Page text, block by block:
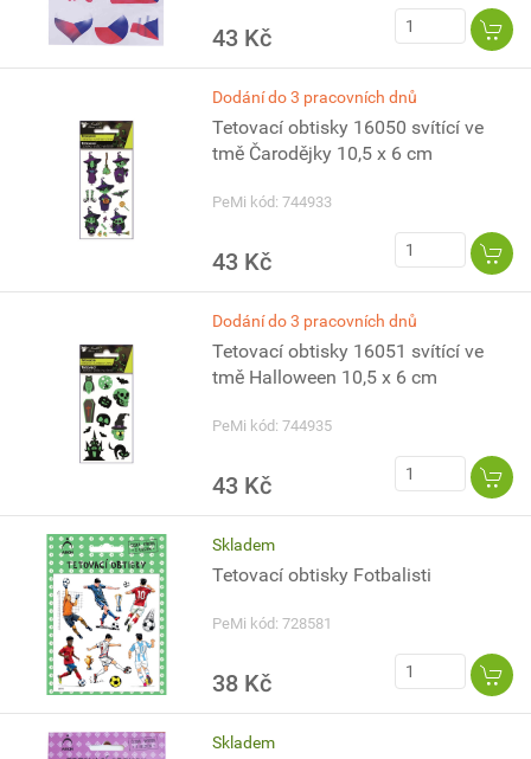
43 Kč
Dodání do 3 pracovních dnů
Tetovací obtisky 16050 svítící ve
tmě Čarodějky 10,5 x 6 cm
PeMi kód: 744933
43 Kč
Dodání do 3 pracovních dnů
Tetovací obtisky 16051 svítící ve
tmě Halloween 10,5 x 6 cm
PeMi kód: 744935
43 Kč
Skladem
Tetovací obtisky Fotbalisti
PeMi kód: 728581
38 Kč
Skladem